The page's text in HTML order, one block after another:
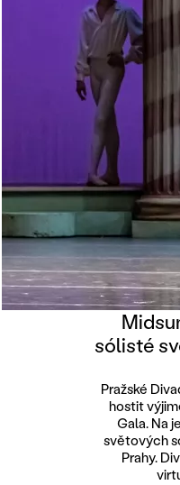
sólisté
Pražské
hostit
Gala. Na
světových
Prahy.